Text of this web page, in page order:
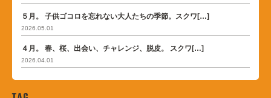
５月。 子供ゴコロを忘れない大人たちの季節。スクワ[…]
2026.05.01
４月。 春、桜、出会い、チャレンジ、脱皮。 スクワ[…]
2026.04.01